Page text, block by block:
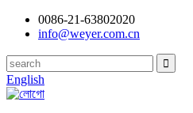
0086-21-63802020
info@weyer.com.cn
English